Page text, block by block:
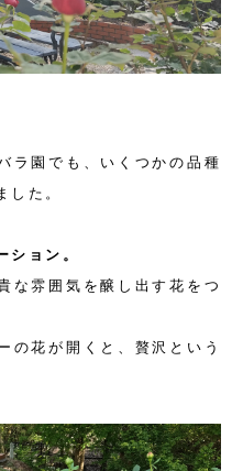
ラ園でも、いくつかの品種
した。
ション。
な雰囲気を醸し出す花をつ
の花が開くと、贅沢という